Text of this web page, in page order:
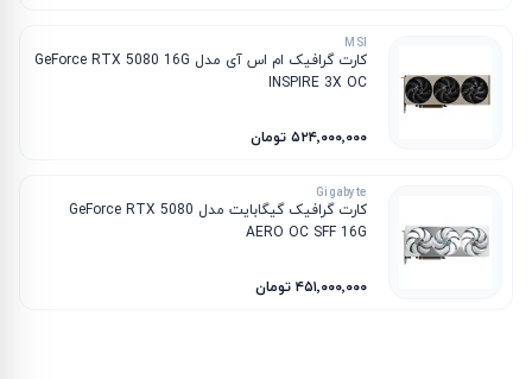
MSI
کارت گرافیک ام‌ اس‌ آی مدل GeForce RTX 5080 16G
INSPIRE 3X OC
۵۲۴٬۰۰۰٬۰۰۰ تومان
Gigabyte
کارت گرافیک گیگابایت مدل GeForce RTX 5080
AERO OC SFF 16G
۴۵۱٬۰۰۰٬۰۰۰ تومان